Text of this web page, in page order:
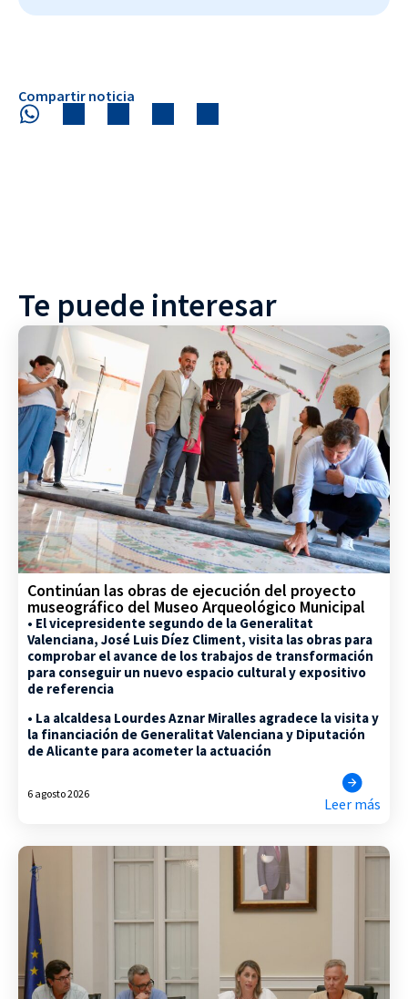
Compartir noticia
Te puede interesar
Continúan las obras de ejecución del proyecto
museográfico del Museo Arqueológico Municipal
• El vicepresidente segundo de la Generalitat
Valenciana, José Luis Díez Climent, visita las obras para
comprobar el avance de los trabajos de transformación
para conseguir un nuevo espacio cultural y expositivo
de referencia
• La alcaldesa Lourdes Aznar Miralles agradece la visita y
la financiación de Generalitat Valenciana y Diputación
de Alicante para acometer la actuación
6 agosto 2026
Leer más